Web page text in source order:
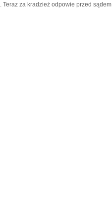
za kradzież odpowie przed sądem.